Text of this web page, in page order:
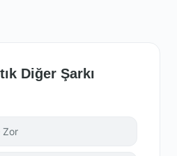
Diğer Şarkı
Zor